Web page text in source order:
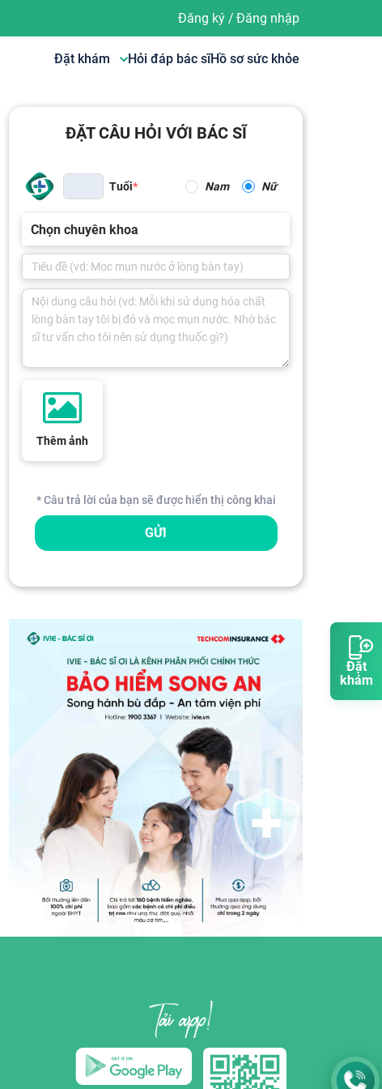
Đặt
khám
Đăng ký/ Đăng nhập
Đặt khám Hỏi đáp bác sĩHồ sơ sức khỏe
ĐẶT CÂU HỎI VỚI BÁC SĨ
Tuổi Nam Nữ
Chọn chuyên khoa
Thêm ảnh
* Câu trả lời của bạn sẽ được hiển thị công khai
GỬI